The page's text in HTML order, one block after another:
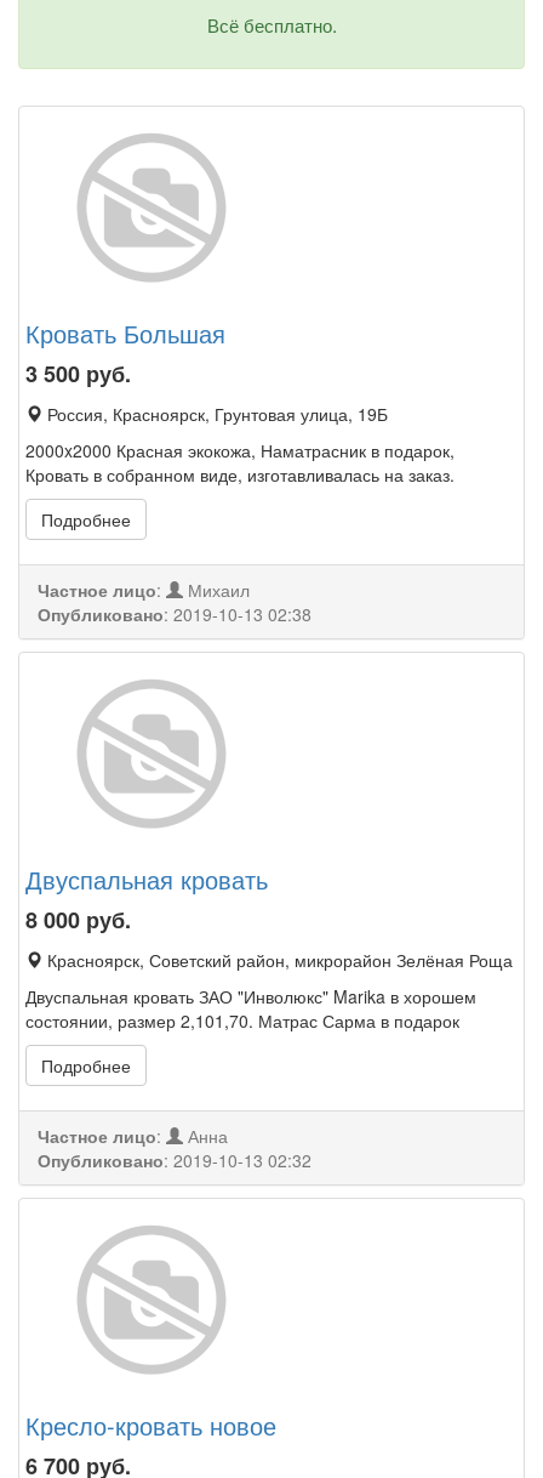
Всё бесплатно.
Кровать Большая
3 500 руб.
Россия, Красноярск, Грунтовая улица, 19Б
2000x2000 Красная экокожа, Наматрасник в подарок,
Кровать в собранном виде, изготавливалась на заказ.
Подробнее
Частное лицо:
Михаил
Опубликовано: 2019-10-13 02:38
Двуспальная кровать
8 000 руб.
Красноярск, Советский район, микрорайон Зелёная Роща
Двуспальная кровать ЗАО "Инволюкс" Marika в хорошем
состоянии, размер 2,101,70. Матрас Сарма в подарок
Подробнее
Частное лицо:
Анна
Опубликовано: 2019-10-13 02:32
Кресло-кровать новое
6 700 руб.